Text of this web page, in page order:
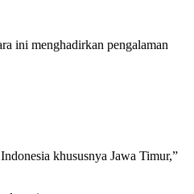
ini menghadirkan pengalaman
khususnya Jawa Timur,”